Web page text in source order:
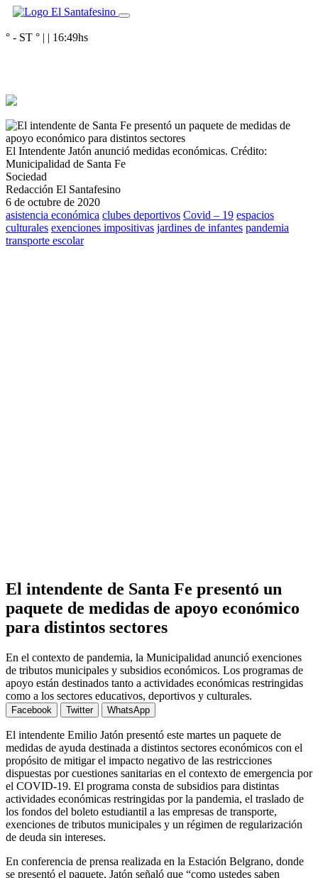
° - ST ° | | 16:49hs
El Intendente Jatón anunció medidas económicas. Crédito:
Municipalidad de Santa Fe
Sociedad
Redacción El Santafesino
6 de octubre de 2020
asistencia económica clubes deportivos Covid – 19 espacios
culturales exenciones impositivas jardines de infantes pandemia
transporte escolar
El intendente de Santa Fe presentó un
paquete de medidas de apoyo económico
para distintos sectores
En el contexto de pandemia, la Municipalidad anunció exenciones
de tributos municipales y subsidios económicos. Los programas de
apoyo están destinados tanto a actividades económicas restringidas
como a los sectores educativos, deportivos y culturales.
Facebook Twitter WhatsApp
El intendente Emilio Jatón presentó este martes un paquete de
medidas de ayuda destinada a distintos sectores económicos con el
propósito de mitigar el impacto negativo de las restricciones
dispuestas por cuestiones sanitarias en el contexto de emergencia por
el COVID-19. El programa consta de subsidios para distintas
actividades económicas restringidas por la pandemia, el traslado de
los fondos del boleto estudiantil a las empresas de transporte,
exenciones de tributos municipales y un régimen de regularización
de deuda sin intereses.
En conferencia de prensa realizada en la Estación Belgrano, donde
se presentó el paquete, Jatón señaló que “como ustedes saben